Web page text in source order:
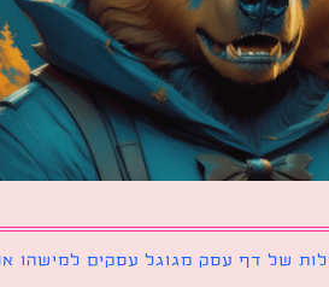
דף עסק מגוגל עסקים למישהו אחר?